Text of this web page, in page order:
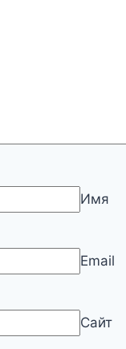
Имя
Email
Сайт